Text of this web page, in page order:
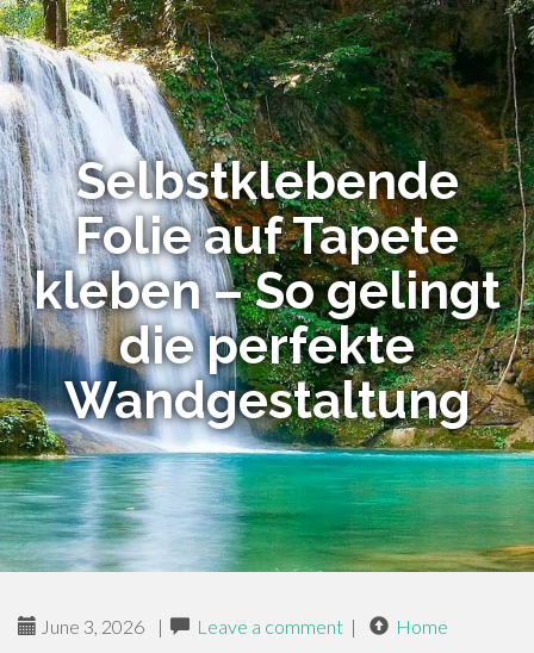
Selbstklebende
Folie auf Tapete
kleben – So gelingt
die perfekte
Wandgestaltung
June 3, 2026 | Leave a comment | Home